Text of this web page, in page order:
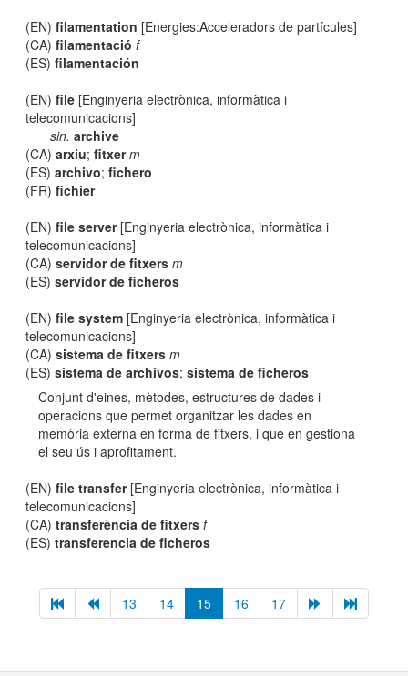
(EN)filamentation [Energies:Acceleradors de partícules]
(CA)filamentació f
(ES)filamentación
(EN)file [Enginyeria electrònica, informàtica i
telecomunicacions]
sin. archive
(CA)arxiu;fitxer m
(ES)archivo;fichero
(FR)fichier
(EN)file server[Enginyeria electrònica, informàtica i
telecomunicacions]
(CA)servidor de fitxers m
(ES)servidor de ficheros
(EN)file system [Enginyeria electrònica, informàtica i
telecomunicacions]
(CA)sistema de fitxers m
(ES)sistema de archivos;sistema de ficheros
Conjunt d'eines, mètodes, estructures de dades i
operacions que permet organitzar les dades en
memòria externa en forma de fitxers, i que en gestiona
el seu ús i aprofitament.
(EN)file transfer[Enginyeria electrònica, informàtica i
telecomunicacions]
(CA)transferència de fitxers f
(ES)transferencia de ficheros
13 14 15 16 17